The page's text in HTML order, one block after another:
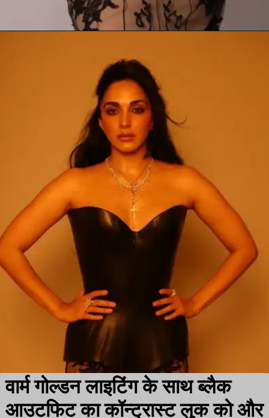
वार्म गोल्डन लाइटिंग के साथ ब्लैक
आउटफिट का कॉन्ट्रास्ट लुक को और